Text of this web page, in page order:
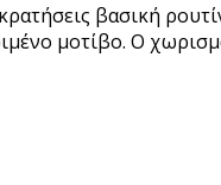
βασική
μοτίβο. Ο